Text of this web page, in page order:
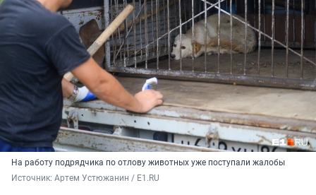
На работу подрядчика по отлову животных уже поступали жалобы
Источник: Артем Устюжанин / E1.RU